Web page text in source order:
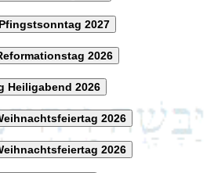
2027
2026
Heiligabend 2026
2026
2026